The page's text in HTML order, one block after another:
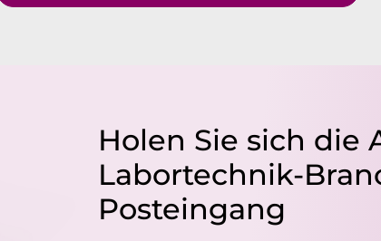
Holen Sie sich die
Labortechnik-
Posteingang